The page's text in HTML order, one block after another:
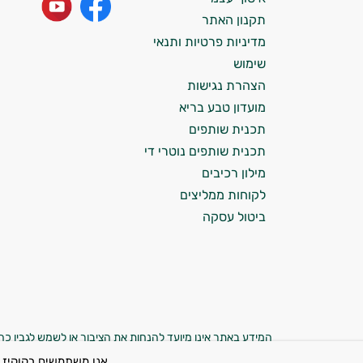
תקנון האתר
מדיניות פרטיות ותנאי
שימוש
הצהרת נגישות
מועדון טבע בריא
תכנית שותפים
תכנית שותפים נוטרי די
מילון רכיבים
לקוחות ממליצים
ביטול עסקה
המידע באתר אינו מיועד להנחות את הציבור או לשמש לגביו
עובדים יחד כדי למקסם תוצאות גם בחיי היום
המטרה שלי היא להתאים עבורך המלצות
אישיות מבוססות מדעית.